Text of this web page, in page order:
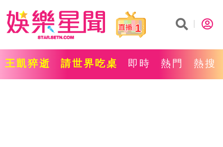
1
王凱猝逝 請世界吃桌 即時 熱門 熱搜